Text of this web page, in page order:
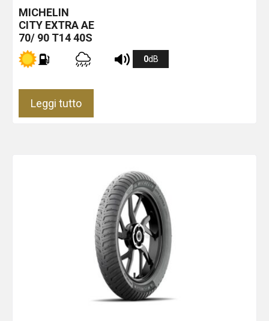
MICHELIN
CITY EXTRAAE
70/ 90 T14 40S
0dB
Leggi tutto